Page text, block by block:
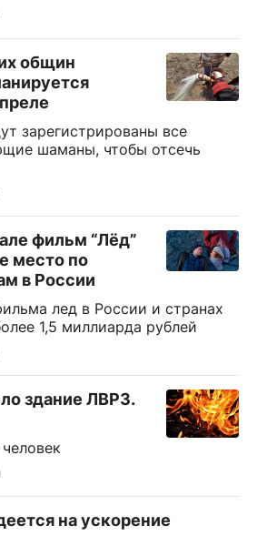
общин
зарегистрированы все
шаманы, чтобы отсечь
фильм “Лёд”
место по
в России
лед в России и странах
1,5 миллиарда рублей
здание ЛВРЗ.
на ускорение